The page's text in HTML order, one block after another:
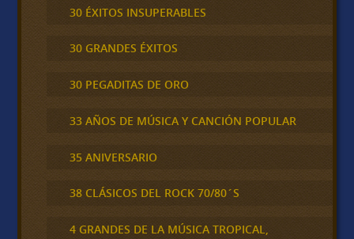
30 ÉXITOS INSUPERABLES
30 GRANDES ÉXITOS
30 PEGADITAS DE ORO
33 AÑOS DE MÚSICA Y CANCIÓN POPULAR
35 ANIVERSARIO
38 CLÁSICOS DEL ROCK 70/80´S
4 GRANDES DE LA MÚSICA TROPICAL,